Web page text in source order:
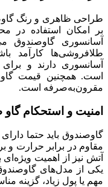
طراحی ظاهری و رنگ
بر امکان استفاده در
آسانسوری گاوصندوق
طلافروشی‌ها کارآمد
آسانسوری دارند و
است. همچنین قیمت
مقرون‌به‌صرفه است.
امنیت و استحکام
گاوصندوق باید حتما
مقاوم در برابر حرارت و
آتش نیز از اهمیت
یکی از مدل‌های
مهم یا پول زیاد، گزینه